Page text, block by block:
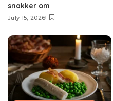
snakker om
July 15, 2026